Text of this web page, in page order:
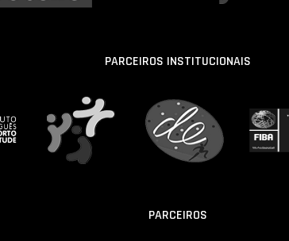
PARCEIROS INSTITUCIONAIS
PARCEIROS